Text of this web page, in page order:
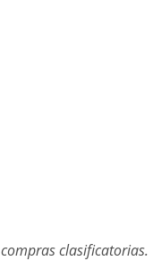
clasificatorias.